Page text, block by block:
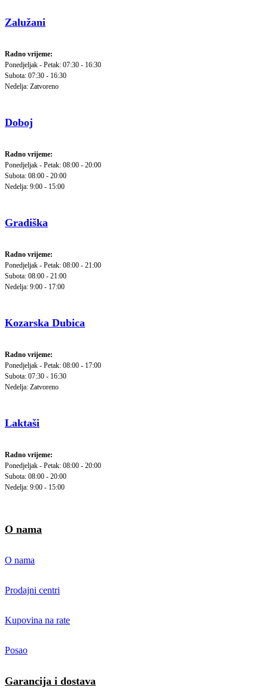
Zalužani
Radno vrijeme:
Ponedjeljak - Petak: 07:30 - 16:30
Subota: 07:30 - 16:30
Nedelja: Zatvoreno
Doboj
Radno vrijeme:
Ponedjeljak - Petak: 08:00 - 20:00
Subota: 08:00 - 20:00
Nedelja: 9:00 - 15:00
Gradiška
Radno vrijeme:
Ponedjeljak - Petak: 08:00 - 21:00
Subota: 08:00 - 21:00
Nedelja: 9:00 - 17:00
Kozarska Dubica
Radno vrijeme:
Ponedjeljak - Petak: 08:00 - 17:00
Subota: 07:30 - 16:30
Nedelja: Zatvoreno
Laktaši
Radno vrijeme:
Ponedjeljak - Petak: 08:00 - 20:00
Subota: 08:00 - 20:00
Nedelja: 9:00 - 15:00
O nama
O nama
Prodajni centri
Kupovina na rate
Posao
Garancija i dostava